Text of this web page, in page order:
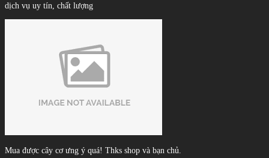
dịch vụ uy tín, chất lượng
Mua được cây cơ ưng ý quá! Thks shop và bạn chủ.